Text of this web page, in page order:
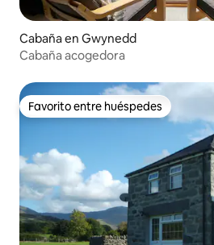
Cabaña en Gwynedd
Cabaña acogedora
Favorito entre huéspedes
Favorito entre huéspedes